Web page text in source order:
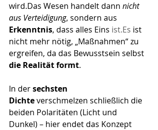
wird.Das Wesen handelt dann nicht
aus Verteidigung, sondern aus
Erkenntnis, dass alles Eins ist.Es ist
nicht mehr nötig, „Maßnahmen“ zu
ergreifen, da das Bewusstsein selbst
die Realität formt.
In der sechsten
Dichte verschmelzen schließlich die
beiden Polaritäten (Licht und
Dunkel) – hier endet das Konzept